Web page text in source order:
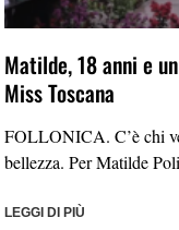
Matilde, 18 anni e
Miss Toscana
FOLLONICA. C’è chi
bellezza. Per Matilde Poli
LEGGI DI PIÙ